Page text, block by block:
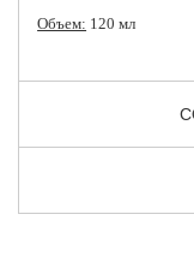
Объем: 120 мл